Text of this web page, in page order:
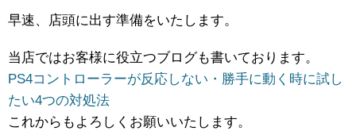
早速、店頭に出す準備をいたします。
当店ではお客様に役立つブログも書いております。
PS4コントローラーが反応しない・勝手に動く時に試し
たい4つの対処法
これからもよろしくお願いいたします。